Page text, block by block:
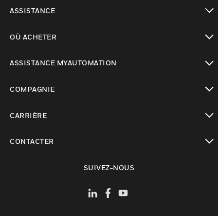
ASSISTANCE
OÙ ACHETER
ASSISTANCE MYAUTOMATION
COMPAGNIE
CARRIÈRE
CONTACTER
SUIVEZ-NOUS